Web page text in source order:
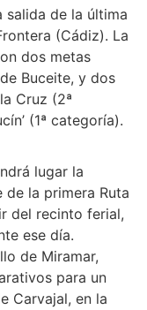
salida de la última
(Cádiz). La
dos metas
Buceite, y dos
Cruz (2ª
(1ª categoría).
lugar la
de la primera Ruta
del recinto ferial,
ese día.
de Miramar,
para un
Carvajal, en la